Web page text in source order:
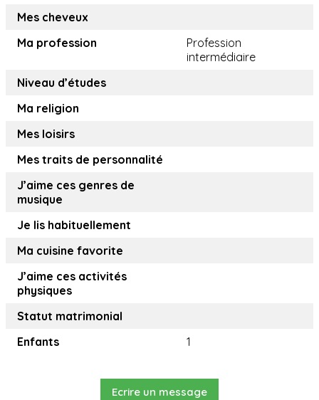
Mes cheveux
Ma profession
Profession
intermédiaire
Niveau d’études
Ma religion
Mes loisirs
Mes traits de personnalité
J’aime ces genres de
musique
Je lis habituellement
Ma cuisine favorite
J’aime ces activités
physiques
Statut matrimonial
Enfants
1
Ecrire un message